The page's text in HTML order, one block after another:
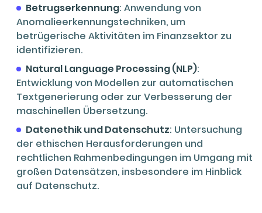
Betrugserkennung: Anwendung von
Anomalieerkennungstechniken, um
betrügerische Aktivitäten im Finanzsektor zu
identifizieren.
Natural Language Processing (NLP):
Entwicklung von Modellen zur automatischen
Textgenerierung oder zur Verbesserung der
maschinellen Übersetzung.
Datenethik und Datenschutz: Untersuchung
der ethischen Herausforderungen und
rechtlichen Rahmenbedingungen im Umgang mit
großen Datensätzen, insbesondere im Hinblick
auf Datenschutz.